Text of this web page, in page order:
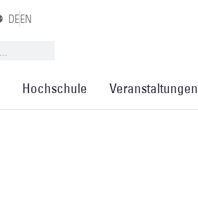
DEEN
Hochschule Veranstaltungen